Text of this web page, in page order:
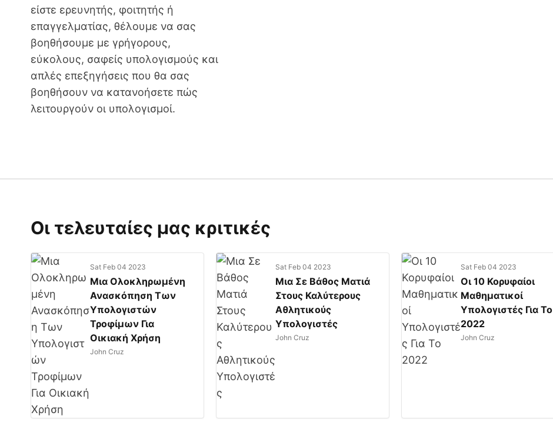
είστε ερευνητής, φοιτητής ή
επαγγελματίας, θέλουμε να σας
βοηθήσουμε με γρήγορους,
εύκολους, σαφείς υπολογισμούς και
απλές επεξηγήσεις που θα σας
βοηθήσουν να κατανοήσετε πώς
λειτουργούν οι υπολογισμοί.
Οι τελευταίες μας κριτικές
Sat Feb 04 2023
Μια Ολοκληρωμένη
Ανασκόπηση Των
Υπολογιστών
Τροφίμων Για
Οικιακή Χρήση
John Cruz
Sat Feb 04 2023
Μια Σε Βάθος Ματιά
Στους Καλύτερους
Αθλητικούς
Υπολογιστές
John Cruz
Sat Feb 04 2023
Οι 10 Κορυφαίοι
Μαθηματικοί
Υπολογιστές Για Το
2022
John Cruz